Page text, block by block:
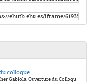
colloque